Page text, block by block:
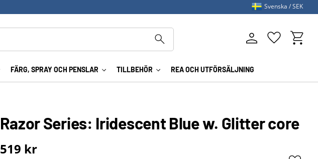
FÄRG, SPRAY OCH PENSLAR TILLBEHÖR REA OCH UTFÖRSÄLJNING
Favoriter
Svenska SEK
Razor Series: Iridescent Blue w. Glitter core
519 kr